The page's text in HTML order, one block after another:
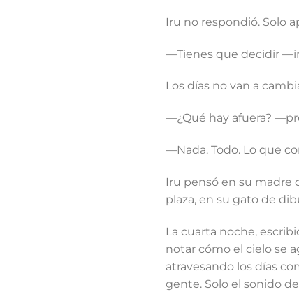
Iru no respondió. Solo
—Tienes que decidir
Los días no van a
—¿Qué hay afuera?
—Nada. Todo. Lo que
Iru pensó en su madre
plaza, en su gato de
La cuarta noche,
notar cómo el cielo se
atravesando los días
gente. Solo el sonido